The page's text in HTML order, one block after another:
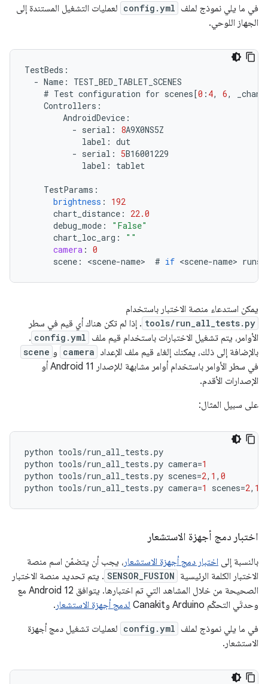
في ما يلي نموذج لملف config.yml لعمليات التشغيل المستندة إلى
الجهاز اللوحي.
TestBeds :
- Name :
TEST_BED_TABLET_SCENES
# Test configuration for scenes[0 : 4, 6,
Controllers :
AndroidDevice :
- serial : 8A9X0NS5Z
label : dut
- serial : 5B16001229
label : tablet
TestParams :
brightness :
192
chart_distance :
22.0
debug_mode :
"False"
chart_loc_arg :
""
camera : 0
scene : <scene-name> # if <scene-name> runs
يمكن استدعاء منصة الاختبار باستخدام
tools/run_all_tests.py . إذا لم تكن هناك أي قيم في سطر
الأوامر، يتم تشغيل الاختبارات باستخدام قيم ملف config.yml
.
بالإضافة إلى ذلك، يمكنك إلغاء قيم ملف الإعداد camera و scene
في سطر الأوامر باستخدام أوامر مشابهة للإصدار Android 11 أو
الإصدارات الأقدم.
على سبيل المثال:
python tools/run_all_tests .py
python tools/run_all_tests .py camera=1
python tools/run_all_tests .py scenes=2, 1 , 0
python tools/run_all_tests .py camera=1 scenes=2, 1
اختبار دمج أجهزة الاستشعار
بالنسبة إلى اختبار دمج أجهزة الاستشعار ، يجب أن يتضمّن اسم منصة
الاختبار الكلمة الرئيسية SENSOR_FUSION . يتم تحديد منصة الاختبار
الصحيحة من خلال المشاهد التي تم اختبارها. يتوافق Android 12 مع
وحدتَي التحكّم Arduino وCanakit
لدمج أجهزة الاستشعار .
في ما يلي نموذج لملف config.yml لعمليات تشغيل دمج أجهزة
الاستشعار.